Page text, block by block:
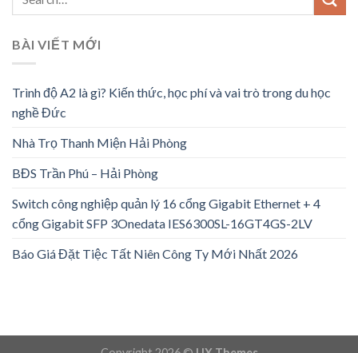
BÀI VIẾT MỚI
Trình độ A2 là gì? Kiến thức, học phí và vai trò trong du học
nghề Đức
Nhà Trọ Thanh Miện Hải Phòng
BĐS Trần Phú – Hải Phòng
Switch công nghiệp quản lý 16 cổng Gigabit Ethernet + 4
cổng Gigabit SFP 3Onedata IES6300SL-16GT4GS-2LV
Báo Giá Đặt Tiệc Tất Niên Công Ty Mới Nhất 2026